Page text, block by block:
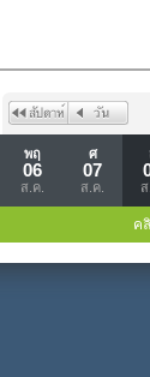
พฤ
06
ส.ค.
ศ
07
ส.ค. ส
ค